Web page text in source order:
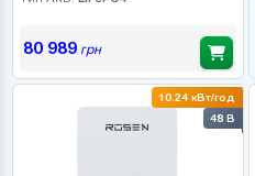
80 989грн
10.24 кВт/год
48 В